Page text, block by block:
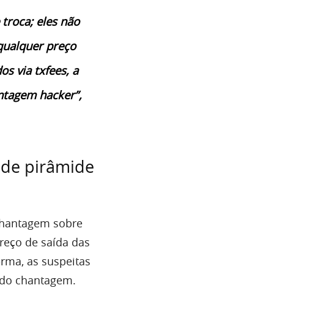
eles não
preço
via txfees, a
hacker”,
pirâmide
sobre
de saída das
as suspeitas
chantagem.